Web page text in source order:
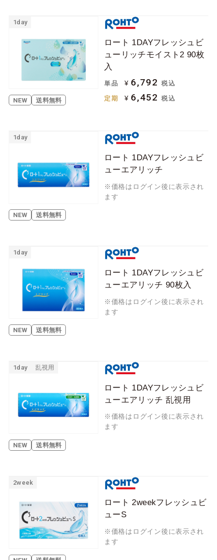
1day
NEW 送料無料
ロート 1DAYフレッシュビ
ューリッチモイスト2 90枚
入
単品 ¥ 6,792 税込
定期 ¥ 6,452 税込
1day
NEW 送料無料
ロート 1DAYフレッシュビ
ューエアリッチ
※価格はログイン後に表示され
ます
1day
NEW 送料無料
ロート 1DAYフレッシュビ
ューエアリッチ 90枚入
※価格はログイン後に表示され
ます
1day 乱視用
NEW 送料無料
ロート 1DAYフレッシュビ
ューエアリッチ 乱視用
※価格はログイン後に表示され
ます
2week
ロート 2weekフレッシュビ
ューS
※価格はログイン後に表示され
ます